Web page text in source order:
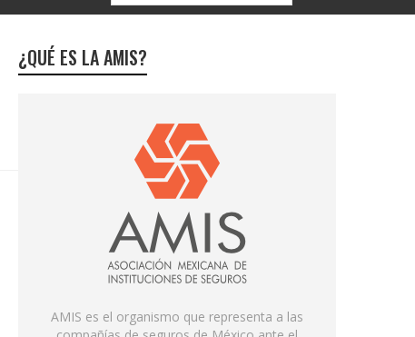
¿QUÉ ES LA AMIS?
AMIS es el organismo que representa a las